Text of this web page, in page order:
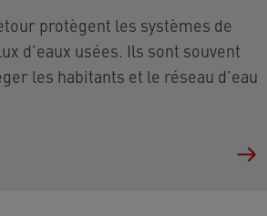
protègent les systèmes de
d’eaux usées. Ils sont souvent
les habitants et le réseau d’eau